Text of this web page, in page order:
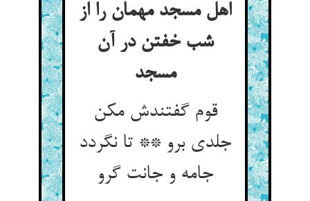
اهل مسجد مهمان را از
شب خفتن در آن
مسجد
قوم گفتندش مکن
جلدی برو ** تا نگردد
جامه و جانت گرو